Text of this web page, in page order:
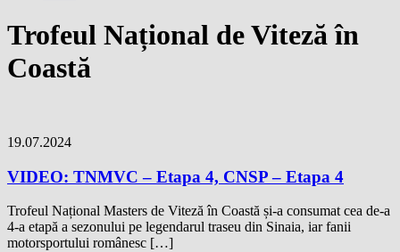
Trofeul Național de Viteză în
Coastă
19.07.2024
VIDEO: TNMVC – Etapa 4, CNSP – Etapa 4
Trofeul Național Masters de Viteză în Coastă și-a consumat cea de-a
4-a etapă a sezonului pe legendarul traseu din Sinaia, iar fanii
motorsportului românesc […]